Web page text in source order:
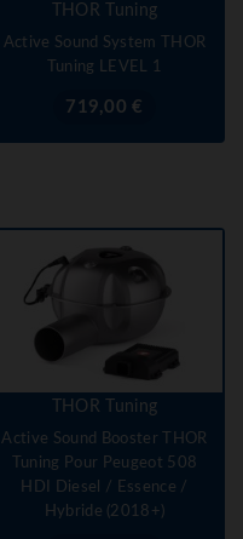
THOR Tuning
Active Sound System THOR
Tuning LEVEL 1
Prix
719,00 €
THOR Tuning
Active Sound Booster THOR
Tuning Pour Peugeot 508
HDI Diesel / Essence /
Hybride (2018+)